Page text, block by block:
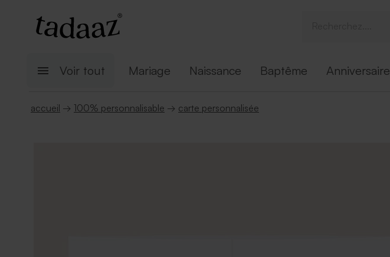
Voir tout Mariage Naissance Baptême Anniversaire
accueil → 100% personnalisable → carte personnalisée